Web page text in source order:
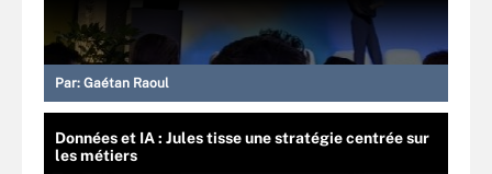
Par: Gaétan Raoul
Données et IA : Jules tisse une stratégie centrée sur
les métiers